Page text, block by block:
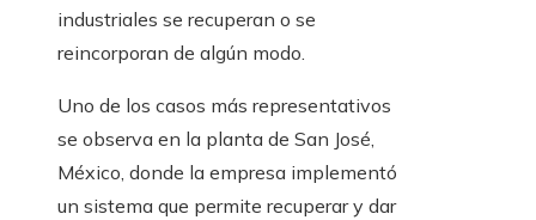
industriales se recuperan o se
reincorporan de algún modo.
Uno de los casos más representativos
se observa en la planta de San José,
México, donde la empresa implementó
un sistema que permite recuperar y dar